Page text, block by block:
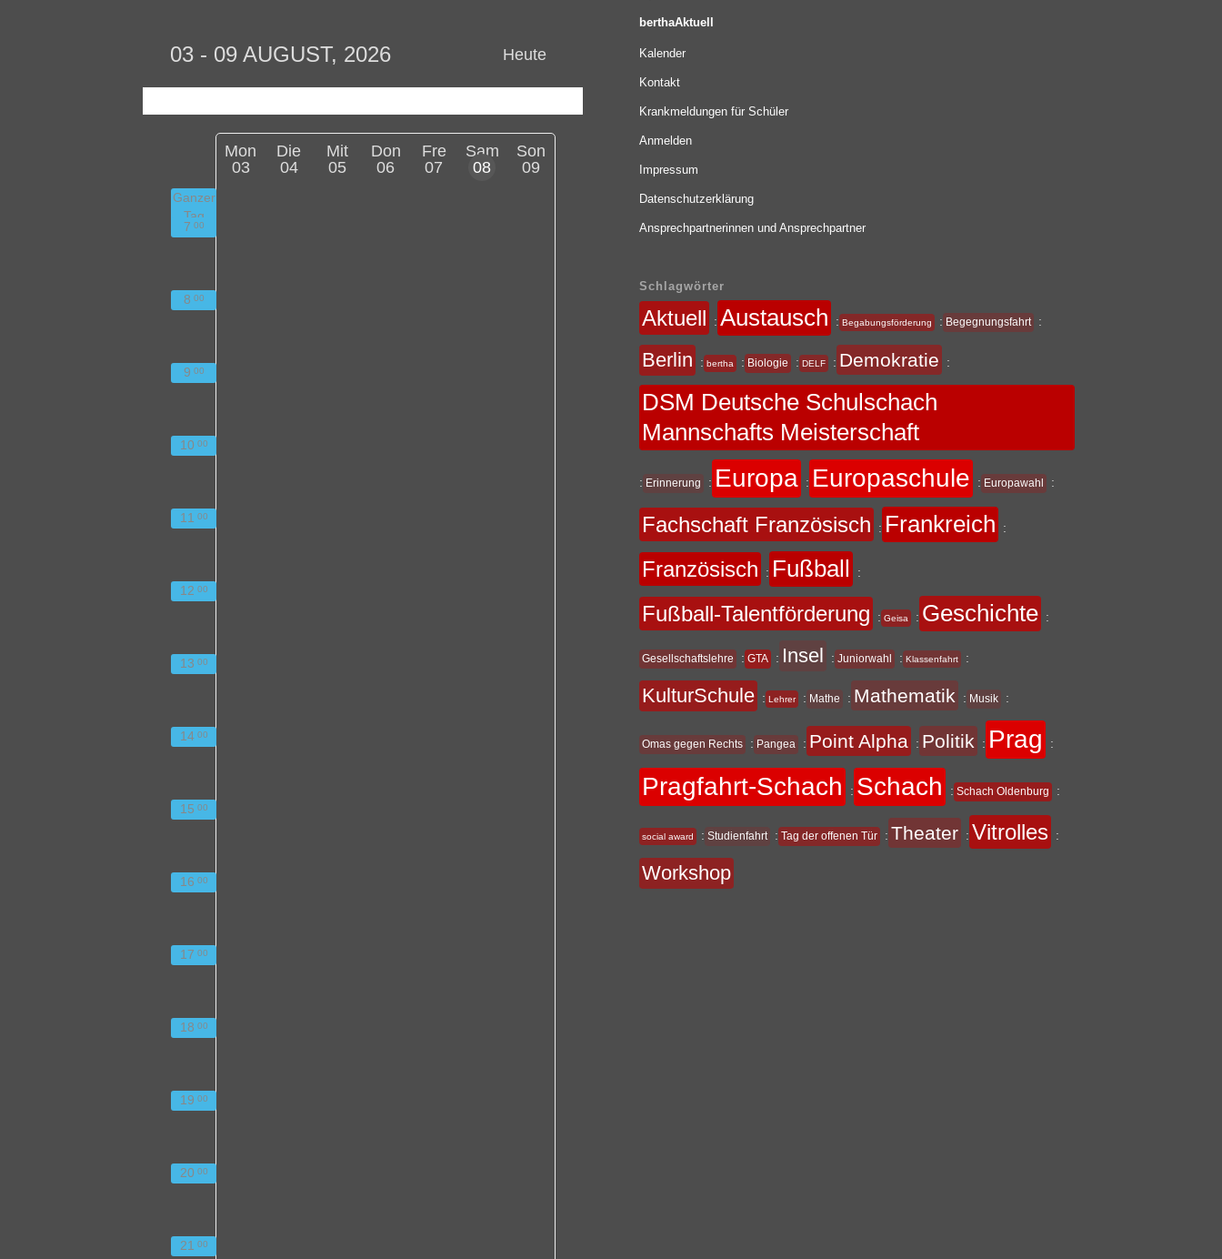
Heute
03 - 09 AUGUST, 2026
Mon
03
Die
04
Mit
05
Don
06
Fre
07
Sam
08
Son
09
Ganzer
Tag
7 00
8 00
9 00
10 00
11 00
12 00
13 00
14 00
15 00
16 00
17 00
18 00
19 00
20 00
21 00
berthaAktuell
Kalender
Kontakt
Krankmeldungen für Schüler
Anmelden
Impressum
Datenschutzerklärung
Ansprechpartnerinnen und Ansprechpartner
Schlagwörter
Aktuell : Austausch : Begabungsförderung : Begegnungsfahrt :
Berlin : bertha : Biologie : DELF : Demokratie :
DSM Deutsche Schulschach
Mannschafts Meisterschaft
: Erinnerung : Europa : Europaschule : Europawahl :
Fachschaft Französisch : Frankreich :
Französisch : Fußball :
Fußball-Talentförderung : Geisa : Geschichte :
Gesellschaftslehre : GTA : Insel : Juniorwahl : Klassenfahrt :
KulturSchule : Lehrer : Mathe : Mathematik : Musik :
Omas gegen Rechts : Pangea : Point Alpha : Politik : Prag :
Pragfahrt-Schach : Schach : Schach Oldenburg :
social award : Studienfahrt : Tag der offenen Tür : Theater : Vitrolles :
Workshop